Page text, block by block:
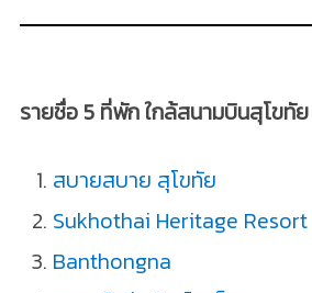
รายชื่อ 5 ที่พัก ใกล้สนามบินสุโขทั
สบายสบาย สุโขทัย
Sukhothai Heritage Resort
Banthongna